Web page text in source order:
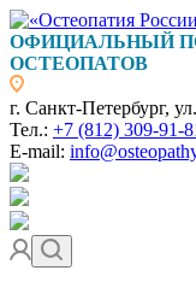
ОФИЦИАЛЬНЫЙ
ОСТЕОПАТОВ
г. Санкт-Петербург,
Тел.: +7 (812) 309-91-
E-mail: